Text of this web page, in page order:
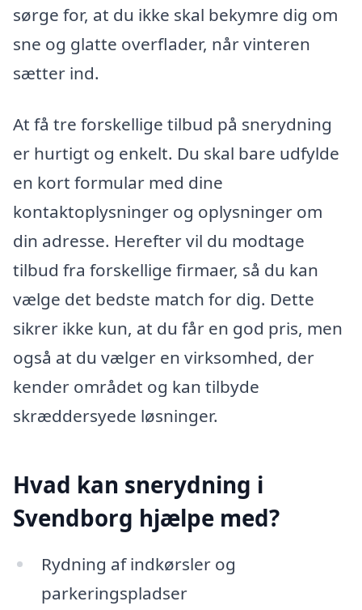
sørge for, at du ikke skal bekymre dig om
sne og glatte overflader, når vinteren
sætter ind.
At få tre forskellige tilbud på snerydning
er hurtigt og enkelt. Du skal bare udfylde
en kort formular med dine
kontaktoplysninger og oplysninger om
din adresse. Herefter vil du modtage
tilbud fra forskellige firmaer, så du kan
vælge det bedste match for dig. Dette
sikrer ikke kun, at du får en god pris, men
også at du vælger en virksomhed, der
kender området og kan tilbyde
skræddersyede løsninger.
Hvad kan snerydning i
Svendborg hjælpe med?
Rydning af indkørsler og
parkeringspladser